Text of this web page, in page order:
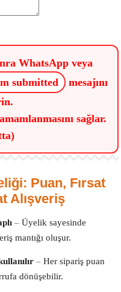
WhatsApp veya
submitted
mesajını
sağlar.
Puan, Fırsat
Alışveriş
– Üyelik sayesinde
mantığı oluşur.
– Her sipariş puan
dönüşebilir.